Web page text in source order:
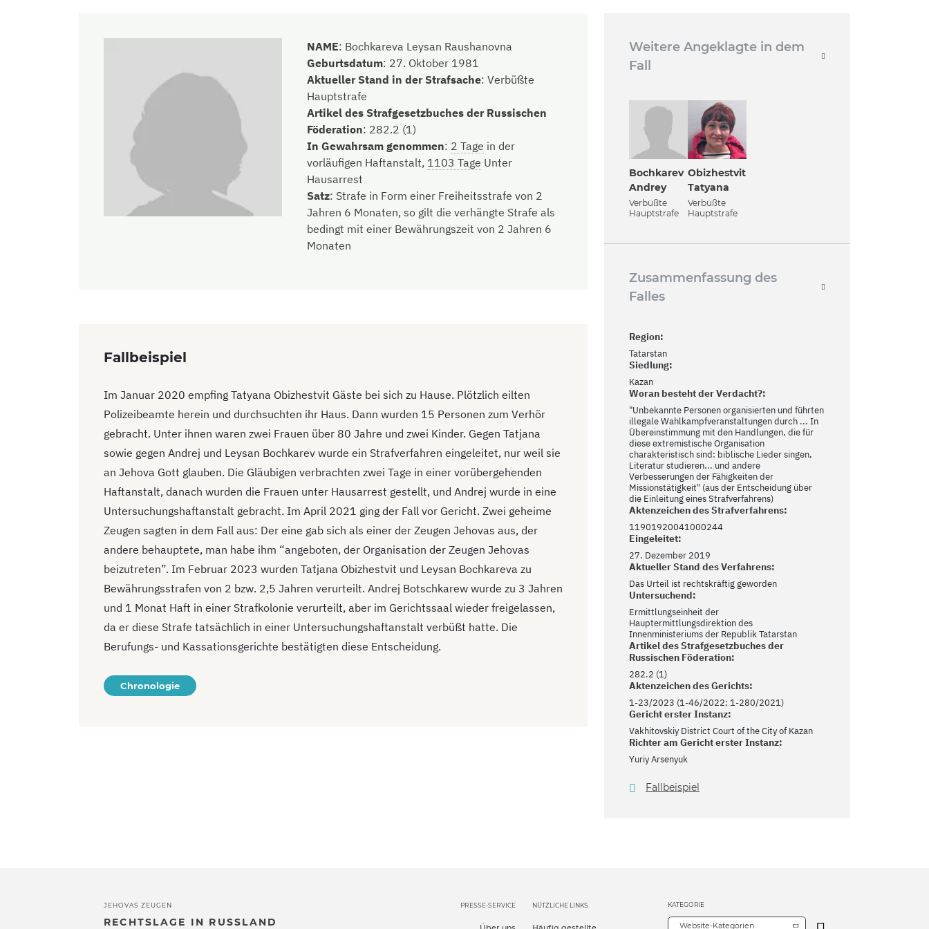
NAME: Bochkareva Leysan Raushanovna
Geburtsdatum: 27. Oktober 1981
Aktueller Stand in der Strafsache:Verbüßte
Hauptstrafe
Artikel des Strafgesetzbuches der Russischen
Föderation: 282.2 (1)
In Gewahrsam genommen: 2 Tage in der
vorläufigen Haftanstalt, 1103 Tage Unter
Hausarrest
Satz: Strafe in Form einer Freiheitsstrafe von 2
Jahren 6 Monaten, so gilt die verhängte Strafe als
bedingt mit einer Bewährungszeit von 2 Jahren 6
Monaten
Fallbeispiel
Im Januar 2020 empfing Tatyana Obizhestvit Gäste bei sich zu Hause. Plötzlich eilten
Polizeibeamte herein und durchsuchten ihr Haus. Dann wurden 15 Personen zum Verhör
gebracht. Unter ihnen waren zwei Frauen über 80 Jahre und zwei Kinder. Gegen Tatjana
sowie gegen Andrej und Leysan Bochkarev wurde ein Strafverfahren eingeleitet, nur weil sie
an Jehova Gott glauben. Die Gläubigen verbrachten zwei Tage in einer vorübergehenden
Haftanstalt, danach wurden die Frauen unter Hausarrest gestellt, und Andrej wurde in eine
Untersuchungshaftanstalt gebracht. Im April 2021 ging der Fall vor Gericht. Zwei geheime
Zeugen sagten in dem Fall aus: Der eine gab sich als einer der Zeugen Jehovas aus, der
andere behauptete, man habe ihm “angeboten, der Organisation der Zeugen Jehovas
beizutreten”. Im Februar 2023 wurden Tatjana Obizhestvit und Leysan Bochkareva zu
Bewährungsstrafen von 2 bzw. 2,5 Jahren verurteilt. Andrej Botschkarew wurde zu 3 Jahren
und 1 Monat Haft in einer Strafkolonie verurteilt, aber im Gerichtssaal wieder freigelassen,
da er diese Strafe tatsächlich in einer Untersuchungshaftanstalt verbüßt hatte. Die
Berufungs- und Kassationsgerichte bestätigten diese Entscheidung.
Chronologie
Weitere Angeklagte in dem
Fall
Bochkarev
Andrey
Verbüßte
Hauptstrafe
Obizhestvit
Tatyana
Verbüßte
Hauptstrafe
Zusammenfassung des
Falles
Region:
Tatarstan
Siedlung:
Kazan
Woran besteht der Verdacht?:
"Unbekannte Personen organisierten und führten
illegale Wahlkampfveranstaltungen durch ... In
Übereinstimmung mit den Handlungen, die für
diese extremistische Organisation
charakteristisch sind: biblische Lieder singen,
Literatur studieren... und andere
Verbesserungen der Fähigkeiten der
Missionstätigkeit" (aus der Entscheidung über
die Einleitung eines Strafverfahrens)
Aktenzeichen des Strafverfahrens:
11901920041000244
Eingeleitet:
27. Dezember 2019
Aktueller Stand des Verfahrens:
Das Urteil ist rechtskräftig geworden
Untersuchend:
Ermittlungseinheit der
Hauptermittlungsdirektion des
Innenministeriums der Republik Tatarstan
Artikel des Strafgesetzbuches der
Russischen Föderation:
282.2 (1)
Aktenzeichen des Gerichts:
1-23/2023 (1-46/2022; 1-280/2021)
Gericht erster Instanz:
Vakhitovskiy District Court of the City of Kazan
Richter am Gericht erster Instanz:
Yuriy Arsenyuk
Fallbeispiel
JEHOVAS ZEUGEN
RECHTSLAGE IN RUSSLAND
PRESSE-SERVICE NÜTZLICHE LINKS KATEGORIE
Website-Kategorien